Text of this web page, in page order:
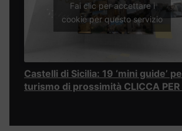
Fai clic per accettare i
cookie per questo servizio
Castelli di Sicilia: 19 ‘mini guide’
turismo di prossimità CLICCA PER